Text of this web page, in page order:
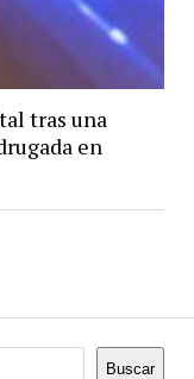
tras una
en
Buscar